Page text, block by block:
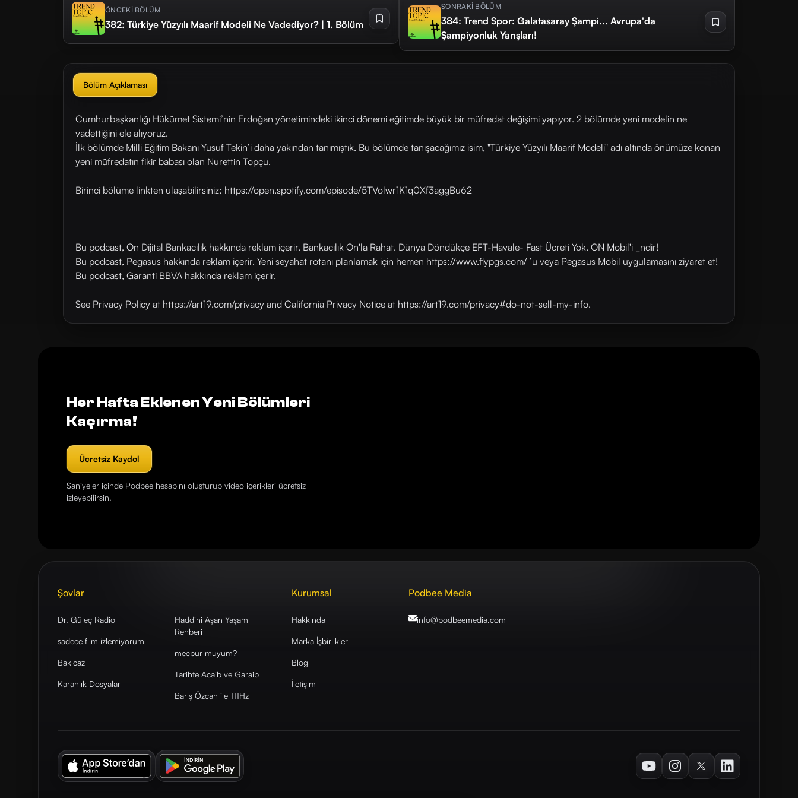
ÖNCEKİ BÖLÜM
382: Türkiye Yüzyılı Maarif Modeli Ne Vadediyor? | 1. Bölüm
SONRAKİ BÖLÜM
384: Trend Spor: Galatasaray Şampi... Avrupa'da
Şampiyonluk Yarışları!
Bölüm Açıklaması
Cumhurbaşkanlığı Hükümet Sistemi’nin Erdoğan yönetimindeki ikinci dönemi eğitimde büyük bir müfredat değişimi yapıyor. 2 bölümde yeni modelin ne
vadettiğini ele alıyoruz.
İlk bölümde Milli Eğitim Bakanı Yusuf Tekin’i daha yakından tanımıştık. Bu bölümde tanışacağımız isim, "Türkiye Yüzyılı Maarif Modeli" adı altında önümüze konan
yeni müfredatın fikir babası olan Nurettin Topçu.
Birinci bölüme linkten ulaşabilirsiniz; https://open.spotify.com/episode/5TVolwr1K1q0Xf3aggBu62
Bu podcast, On Dijital Bankacılık hakkında reklam içerir. Bankacılık On'la Rahat. Dünya Döndükçe EFT-Havale- Fast Ücreti Yok. ON Mobil'i _ndir!
Bu podcast, Pegasus hakkında reklam içerir. Yeni seyahat rotanı planlamak için hemen https://www.flypgs.com/ ’u veya Pegasus Mobil uygulamasını ziyaret et!
Bu podcast, Garanti BBVA hakkında reklam içerir.
See Privacy Policy at https://art19.com/privacy and California Privacy Notice at https://art19.com/privacy#do-not-sell-my-info.
Her Hafta Eklenen Yeni Bölümleri
Kaçırma!
Ücretsiz Kaydol
Saniyeler içinde Podbee hesabını oluşturup video içerikleri ücretsiz
izleyebilirsin.
Şovlar
Dr. Güleç Radio
sadece film izlemiyorum
Bakıcaz
Karanlık Dosyalar
Haddini Aşan Yaşam
Rehberi
mecbur muyum?
Tarihte Acaib ve Garaib
Barış Özcan ile 111Hz
Kurumsal
Hakkında
Marka İşbirlikleri
Blog
İletişim
Podbee Media
info@podbeemedia.com
YoutubeInstagramTwitterLinkedIn